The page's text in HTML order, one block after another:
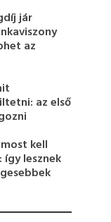
jár
az
az első
kell
így lesznek